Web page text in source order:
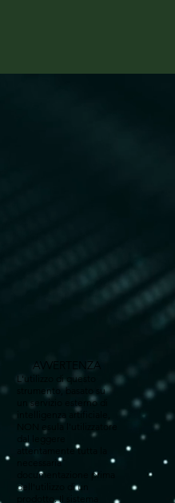
AVVERTENZA
L'utilizzo di questo
strumento, basato su
un servizio esterno di
intelligenza artificiale,
NON esula l'utilizzatore
attentamente tutta la
necessaria
documentazione prima
dell'utilizzo di un
prodotto. Il sistema